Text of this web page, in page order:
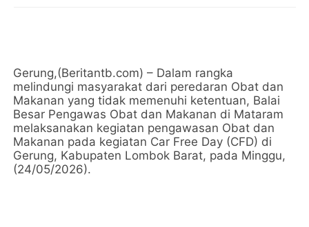
Gerung,(Beritantb.com) – Dalam rangka
melindungi masyarakat dari peredaran Obat dan
Makanan yang tidak memenuhi ketentuan, Balai
Besar Pengawas Obat dan Makanan di Mataram
melaksanakan kegiatan pengawasan Obat dan
Makanan pada kegiatan Car Free Day (CFD) di
Gerung, Kabupaten Lombok Barat, pada Minggu,
(24/05/2026).